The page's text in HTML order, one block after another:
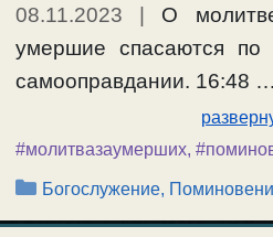
08.11.2023 | О
умершие спасаются
самооправдании. 16:48 …
#молитвазаумерших,
Рубрики
Богослужение,